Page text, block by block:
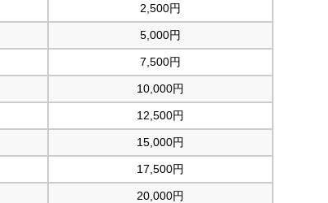
2,500円
5,000円
7,500円
10,000円
12,500円
15,000円
17,500円
20,000円